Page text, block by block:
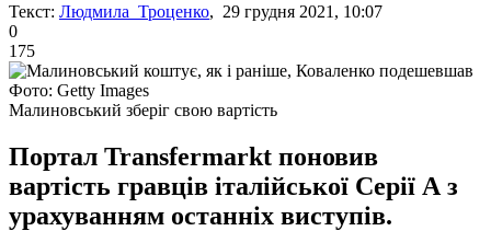
Текст: Людмила Троценко, 29 грудня 2021, 10:07
0
175
Фото: Getty Images
Малиновський зберіг свою вартість
Портал Transfermarkt поновив
вартість гравців італійської Серії А з
урахуванням останніх виступів.